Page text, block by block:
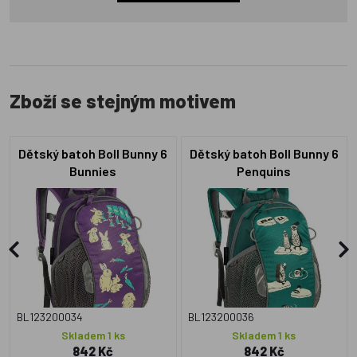
Zboží se stejným motivem
Dětský batoh Boll Bunny 6
Bunnies
BL123200034
Skladem 1 ks
842 Kč
Dětský batoh Boll Bunny 6
Penquins
BL123200036
Skladem 1 ks
842 Kč